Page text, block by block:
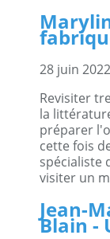
28 juin
Revisiter
la
préparer
cette fois
spécialiste
visiter un
Jean-
Blain -